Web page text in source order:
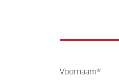
Voornaam*